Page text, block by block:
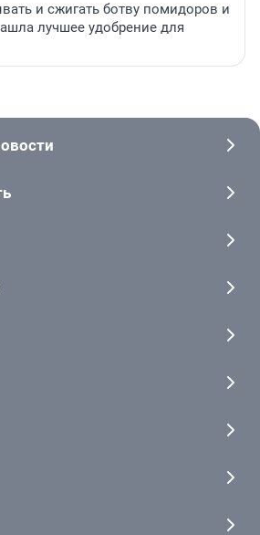
и сжигать ботву помидоров и
лучшее удобрение для